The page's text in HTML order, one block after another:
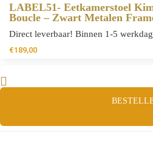
LABEL51- Eetkamerstoel
Boucle – Zwart Metalen
Direct leverbaar! Binnen 1-5
€189,00